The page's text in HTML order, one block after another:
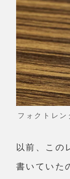
フォクトレ
以前、この
書いていた